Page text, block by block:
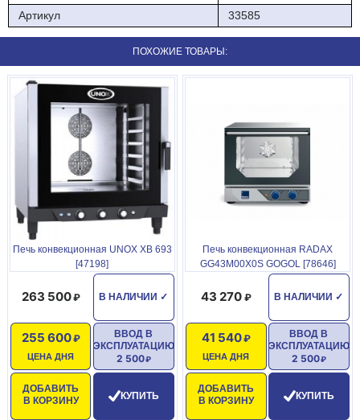
Артикул
33585
ПОХОЖИЕ ТОВАРЫ:
Печь конвекционная UNOX XB 693
[47198]
В НАЛИЧИИ ✓
263 500
ЦЕНА ДНЯ
255 600
ДОБАВИТЬ
В КОРЗИНУ
ВВОД В
ЭКСПЛУАТАЦИЮ
2 500
КУПИТЬ
Печь конвекционная RADAX
GG43M00X0S GOGOL [78646]
В НАЛИЧИИ ✓
43 270
ЦЕНА ДНЯ
41 540
ДОБАВИТЬ
В КОРЗИНУ
ВВОД В
ЭКСПЛУАТАЦИЮ
2 500
КУПИТЬ